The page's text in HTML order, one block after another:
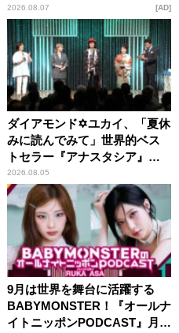
2026.08.07 AD
ダイアモンド✡ユカイ、「夏休
みに読んでみて」世界的ベス
トセラー『アナスタシア』を
紹介
2026.08.05
9月は世界を舞台に活躍する
BABYMONSTER！『オールナ
イトニッポンPODCAST』月替